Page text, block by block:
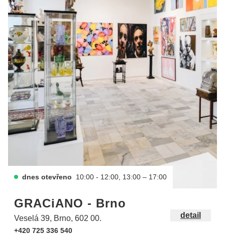
dnes otevřeno 10:00 - 12:00, 13:00 – 17:00
GRACiANO - Brno
Veselá 39, Brno, 602 00.
+420 725 336 540
detail